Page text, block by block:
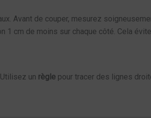
Avant de couper, mesurez
cm de moins sur chaque côté. Cela
un règle pour tracer des lignes